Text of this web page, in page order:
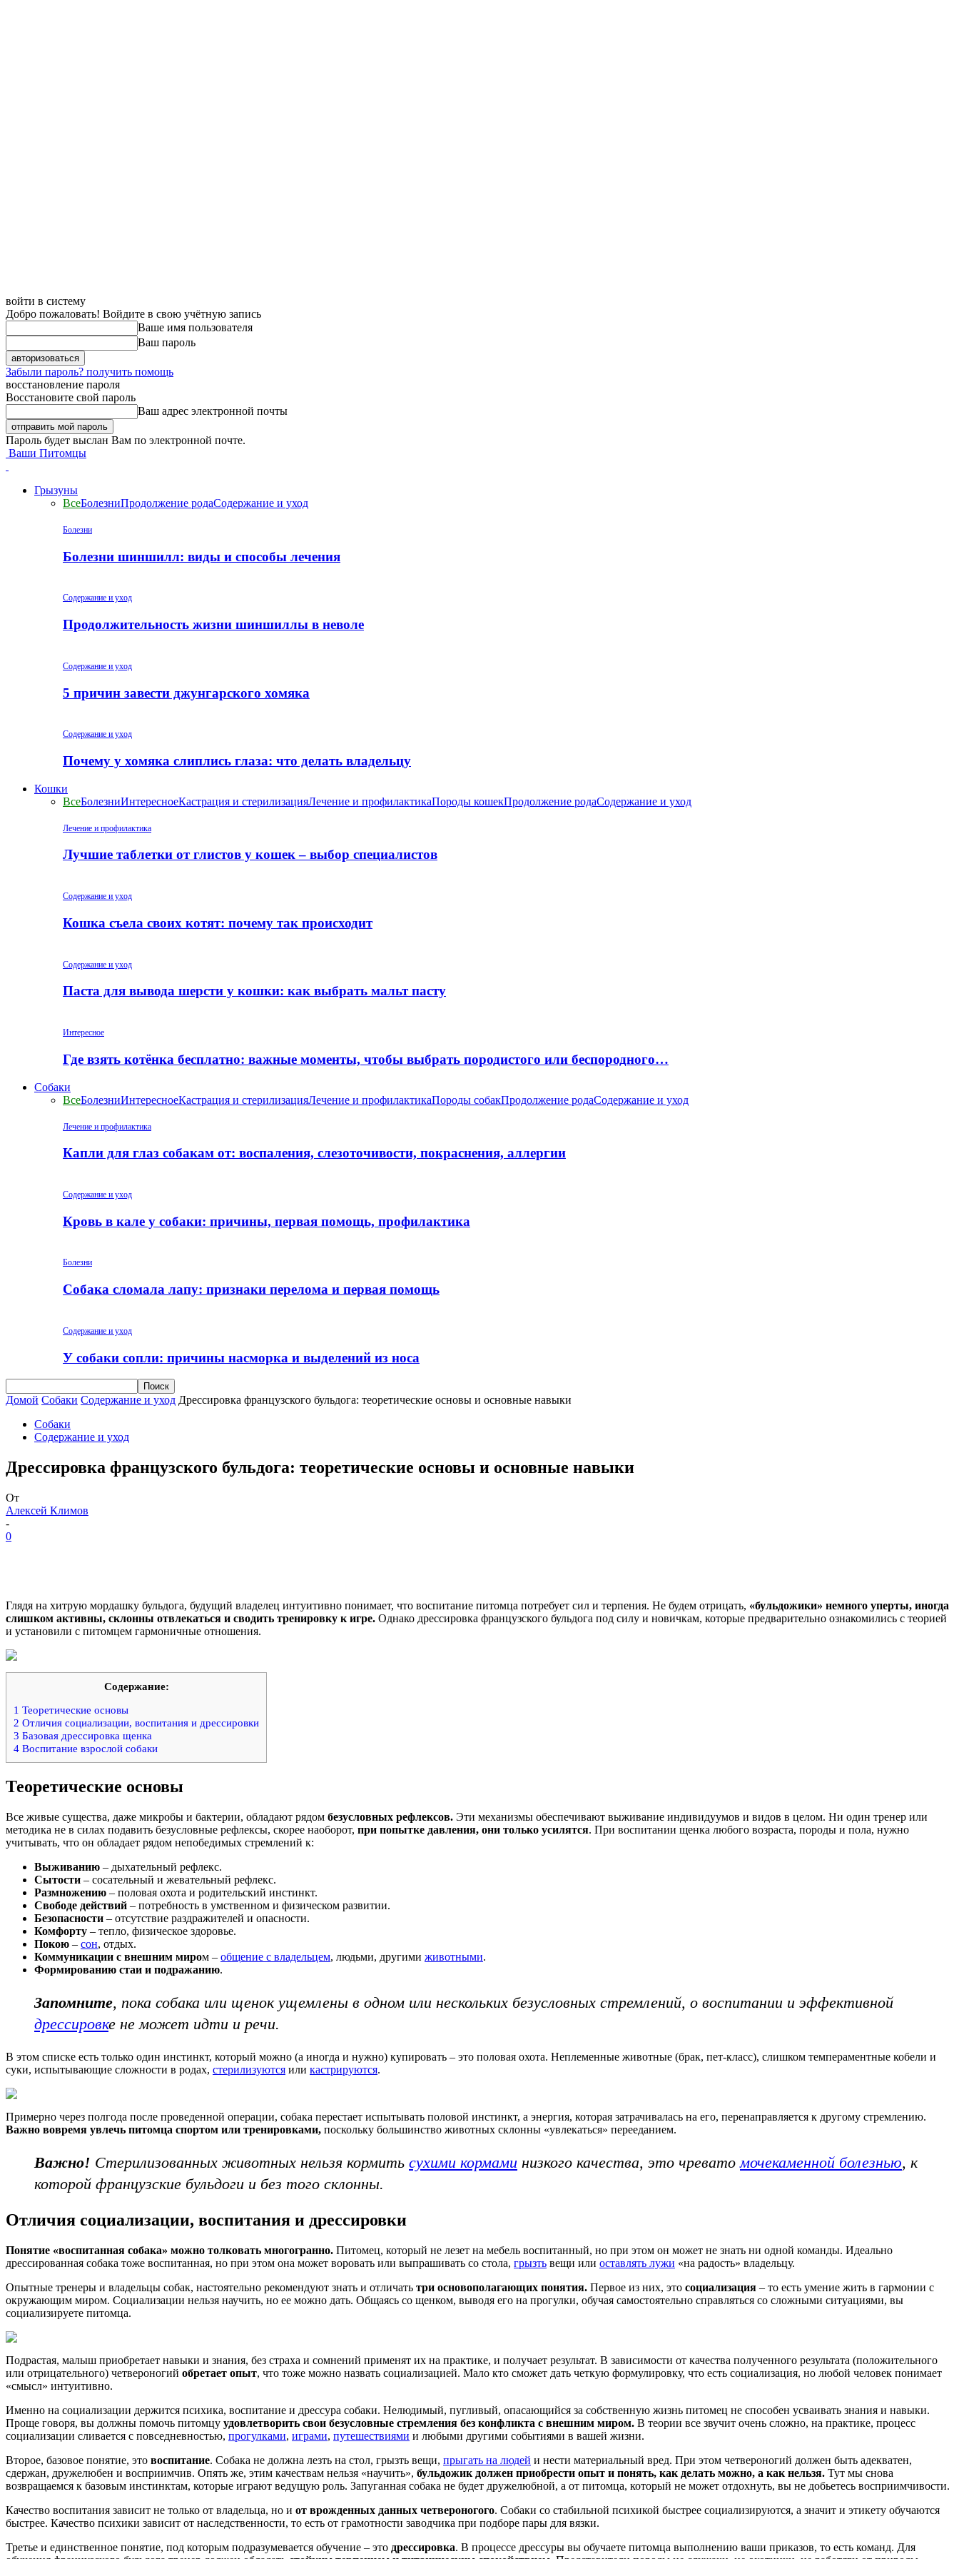
войти в систему
Добро пожаловать! Войдите в свою учётную запись
Ваше имя пользователя
Ваш пароль
Забыли пароль? получить помощь
восстановление пароля
Восстановите свой пароль
Ваш адрес электронной почты
Пароль будет выслан Вам по электронной почте.
Ваши Питомцы
Грызуны
ВсеБолезниПродолжение родаСодержание и уход
Болезни
Болезни шиншилл: виды и способы лечения
Содержание и уход
Продолжительность жизни шиншиллы в неволе
Содержание и уход
5 причин завести джунгарского хомяка
Содержание и уход
Почему у хомяка слиплись глаза: что делать владельцу
Кошки
ВсеБолезниИнтересноеКастрация и стерилизацияЛечение и профилактикаПороды кошекПродолжение родаСодержание и уход
Лечение и профилактика
Лучшие таблетки от глистов у кошек – выбор специалистов
Содержание и уход
Кошка съела своих котят: почему так происходит
Содержание и уход
Паста для вывода шерсти у кошки: как выбрать мальт пасту
Интересное
Где взять котёнка бесплатно: важные моменты, чтобы выбрать породистого или беспородного…
Собаки
ВсеБолезниИнтересноеКастрация и стерилизацияЛечение и профилактикаПороды собакПродолжение родаСодержание и уход
Лечение и профилактика
Капли для глаз собакам от: воспаления, слезоточивости, покраснения, аллергии
Содержание и уход
Кровь в кале у собаки: причины, первая помощь, профилактика
Болезни
Собака сломала лапу: признаки перелома и первая помощь
Содержание и уход
У собаки сопли: причины насморка и выделений из носа
Домой Собаки Содержание и уход Дрессировка французского бульдога: теоретические основы и основные навыки
Собаки
Содержание и уход
Дрессировка французского бульдога: теоретические основы и основные навыки
От
Алексей Климов
-
0
Глядя на хитрую мордашку бульдога, будущий владелец интуитивно понимает, что воспитание питомца потребует сил и терпения. Не будем отрицать, «бульдожики» немного уперты, иногда
слишком активны, склонны отвлекаться и сводить тренировку к игре. Однако дрессировка французского бульдога под силу и новичкам, которые предварительно ознакомились с теорией
и установили с питомцем гармоничные отношения.
Содержание:
1 Теоретические основы
2 Отличия социализации, воспитания и дрессировки
3 Базовая дрессировка щенка
4 Воспитание взрослой собаки
Теоретические основы
Все живые существа, даже микробы и бактерии, обладают рядом безусловных рефлексов. Эти механизмы обеспечивают выживание индивидуумов и видов в целом. Ни один тренер или
методика не в силах подавить безусловные рефлексы, скорее наоборот, при попытке давления, они только усилятся. При воспитании щенка любого возраста, породы и пола, нужно
учитывать, что он обладает рядом непобедимых стремлений к:
Выживанию – дыхательный рефлекс.
Сытости – сосательный и жевательный рефлекс.
Размножению – половая охота и родительский инстинкт.
Свободе действий – потребность в умственном и физическом развитии.
Безопасности – отсутствие раздражителей и опасности.
Комфорту – тепло, физическое здоровье.
Покою – сон, отдых.
Коммуникации с внешним миром – общение с владельцем, людьми, другими животными.
Формированию стаи и подражанию.
Запомните, пока собака или щенок ущемлены в одном или нескольких безусловных стремлений, о воспитании и эффективной
дрессировке не может идти и речи.
В этом списке есть только один инстинкт, который можно (а иногда и нужно) купировать – это половая охота. Неплеменные животные (брак, пет-класс), слишком темпераментные кобели и
суки, испытывающие сложности в родах, стерилизуются или кастрируются.
Примерно через полгода после проведенной операции, собака перестает испытывать половой инстинкт, а энергия, которая затрачивалась на его, перенаправляется к другому стремлению.
Важно вовремя увлечь питомца спортом или тренировками, поскольку большинство животных склонны «увлекаться» перееданием.
Важно! Стерилизованных животных нельзя кормить сухими кормами низкого качества, это чреватомочекаменной болезнью, к
которой французские бульдоги и без того склонны.
Отличия социализации, воспитания и дрессировки
Понятие «воспитанная собака» можно толковать многогранно. Питомец, который не лезет на мебель воспитанный, но при этом он может не знать ни одной команды. Идеально
дрессированная собака тоже воспитанная, но при этом она может воровать или выпрашивать со стола, грызть вещи или оставлять лужи «на радость» владельцу.
Опытные тренеры и владельцы собак, настоятельно рекомендуют знать и отличать три основополагающих понятия. Первое из них, это социализация – то есть умение жить в гармонии с
окружающим миром. Социализации нельзя научить, но ее можно дать. Общаясь со щенком, выводя его на прогулки, обучая самостоятельно справляться со сложными ситуациями, вы
социализируете питомца.
Подрастая, малыш приобретает навыки и знания, без страха и сомнений применят их на практике, и получает результат. В зависимости от качества полученного результата (положительного
или отрицательного) четвероногий обретает опыт, что тоже можно назвать социализацией. Мало кто сможет дать четкую формулировку, что есть социализация, но любой человек понимает
«смысл» интуитивно.
Именно на социализации держится психика, воспитание и дрессура собаки. Нелюдимый, пугливый, опасающийся за собственную жизнь питомец не способен усваивать знания и навыки.
Проще говоря, вы должны помочь питомцу удовлетворить свои безусловные стремления без конфликта с внешним миром. В теории все звучит очень сложно, на практике, процесс
социализации сливается с повседневностью, прогулками, играми, путешествиями и любыми другими событиями в вашей жизни.
Второе, базовое понятие, это воспитание. Собака не должна лезть на стол, грызть вещи, прыгать на людей и нести материальный вред. При этом четвероногий должен быть адекватен,
сдержан, дружелюбен и восприимчив. Опять же, этим качествам нельзя «научить», бульдожик должен приобрести опыт и понять, как делать можно, а как нельзя. Тут мы снова
возвращаемся к базовым инстинктам, которые играют ведущую роль. Запуганная собака не будет дружелюбной, а от питомца, который не может отдохнуть, вы не добьетесь восприимчивости.
Качество воспитания зависит не только от владельца, но и от врожденных данных четвероногого. Собаки со стабильной психикой быстрее социализируются, а значит и этикету обучаются
быстрее. Качество психики зависит от наследственности, то есть от грамотности заводчика при подборе пары для вязки.
Третье и единственное понятие, под которым подразумевается обучение – это дрессировка. В процессе дрессуры вы обучаете питомца выполнению ваши приказов, то есть команд. Для